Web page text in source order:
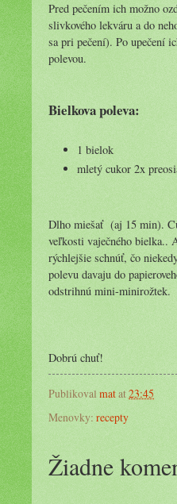
Pred pečením ich možno
slivkového lekváru a do
sa pri pečení). Po upečení
polevou.
Bielkova poleva:
1 bielok
mletý cukor 2x
Dlho miešať (aj 15 min).
veľkosti vaječného bielka..
rýchlejšie schnúť, čo
polevu davaju do
odstrihnú mini-minirožtek.
Dobrú chuť!
Publikovalmatat23:45
Menovky: recepty
Žiadne